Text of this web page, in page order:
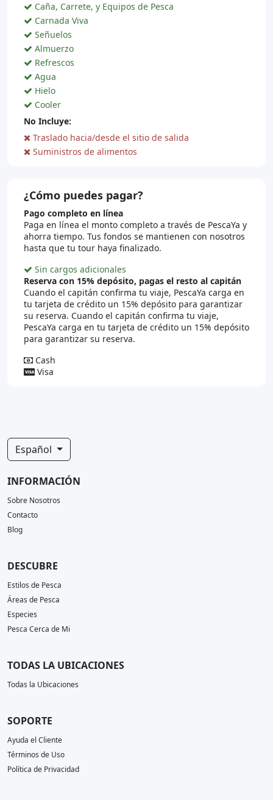
Caña, Carrete, y Equipos de Pesca
Carnada Viva
Señuelos
Almuerzo
Refrescos
Agua
Hielo
Cooler
No Incluye:
Traslado hacia/desde el sitio de salida
Suministros de alimentos
¿Cómo puedes pagar?
Pago completo en línea
Paga en línea el monto completo a través de PescaYa y
ahorra tiempo. Tus fondos se mantienen con nosotros
hasta que tu tour haya finalizado.
Sin cargos adicionales
Reserva con 15% depósito, pagas el resto al capitán
Cuando el capitán confirma tu viaje, PescaYa carga en
tu tarjeta de crédito un 15% depósito para garantizar
su reserva. Cuando el capitán confirma tu viaje,
PescaYa carga en tu tarjeta de crédito un 15% depósito
para garantizar su reserva.
Cash
Visa
Español
INFORMACIÓN
Sobre Nosotros
Contacto
Blog
DESCUBRE
Estilos de Pesca
Áreas de Pesca
Especies
Pesca Cerca de Mi
TODAS LA UBICACIONES
Todas la Ubicaciones
SOPORTE
Ayuda el Cliente
Términos de Uso
Política de Privacidad